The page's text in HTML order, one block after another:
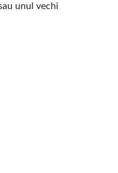
unul vechi